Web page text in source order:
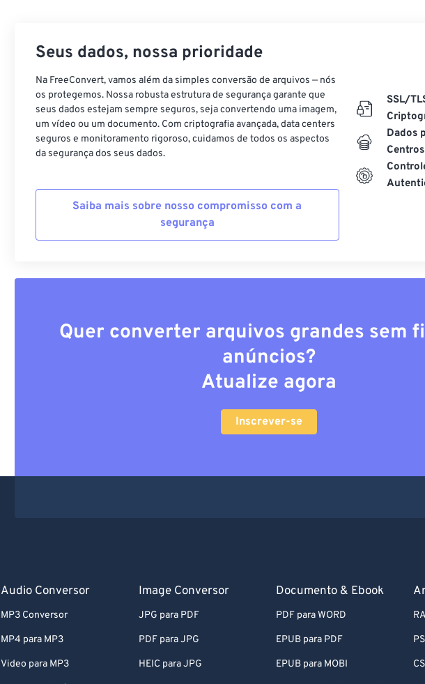
Seus dados, nossa prioridade
Na FreeConvert, vamos além da simples conversão de arquivos — nós
os protegemos. Nossa robusta estrutura de segurança garante que
seus dados estejam sempre seguros, seja convertendo uma imagem,
um vídeo ou um documento. Com criptografia avançada, data centers
seguros e monitoramento rigoroso, cuidamos de todos os aspectos
da segurança dos seus dados.
Saiba mais sobre nosso compromisso com a
segurança
SSL/
Dados
Centros
Quer converter arquivos grandes sem
anúncios?
Atualize agora
Inscrever-se
Audio Conversor
MP3 Conversor
MP4 para MP3
Video para MP3
Image Conversor
JPG para PDF
PDF para JPG
HEIC para JPG
Documento & Ebook
PDF para WORD
EPUB para PDF
EPUB para MOBI